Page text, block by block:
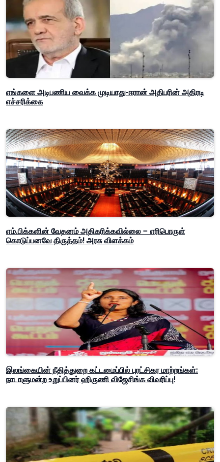
எங்களை அடிபணிய வைக்க முடியாது-ஈரான் அதிபரின் அதிரடி
எச்சரிக்கை
எம்.பிக்களின் வேதனம் அதிகரிக்கவில்லை – எரிபொருள்
கொடுப்பனவே திருத்தம்! அரசு விளக்கம்
இலங்கையின் நீதித்துறை கட்டமைப்பில் புரட்சிகர மாற்றங்கள்:
நாடாளுமன்ற உறுப்பினர் ஹிருணி விஜேசிங்க விவரிப்பு!